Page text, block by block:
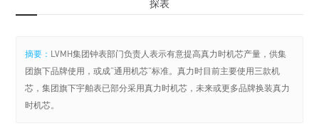
摘要： LVMH集团钟表部门负责人表示有意提高真力时机芯产量，供集
团旗下品牌使用，或成“通用机芯”标准。真力时目前主要使用三款机
芯，集团旗下宇舶表已部分采用真力时机芯，未来或更多品牌换装真力
时机芯。